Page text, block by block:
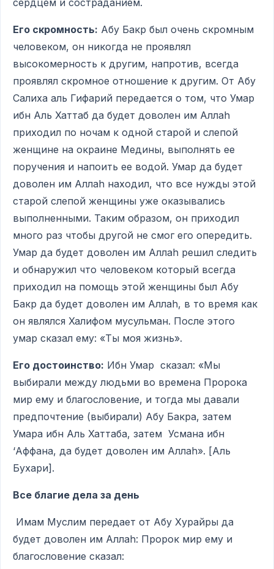
сердцем и состраданием.
Его скромность: Абу Бакр был очень скромным
человеком, он никогда не проявлял
высокомерность к другим, напротив, всегда
проявлял скромное отношение к другим. От Абу
Салиха аль Гифарий передается о том, что Умар
ибн Аль Хаттаб да будет доволен им Аллаh
приходил по ночам к одной старой и слепой
женщине на окраине Медины, выполнять ее
поручения и напоить ее водой. Умар да будет
доволен им Аллаh находил, что все нужды этой
старой слепой женщины уже оказывались
выполненными. Таким образом, он приходил
много раз чтобы другой не смог его опередить.
Умар да будет доволен им Аллаh решил следить
и обнаружил что человеком который всегда
приходил на помощь этой женщины был Абу
Бакр да будет доволен им Аллаh, в то время как
он являлся Халифом мусульман. После этого
умар сказал ему: «Ты моя жизнь».
Его достоинство: Ибн Умар сказал: «Мы
выбирали между людьми во времена Пророка
мир ему и благословение, и тогда мы давали
предпочтение (выбирали) Абу Бакра, затем
Умара ибн Аль Хаттаба, затем Усмана ибн
‘Аффана, да будет доволен им Аллаh». [Аль
Бухари].
Все благие дела за день
Имам Муслим передает от Абу Хурайры да
будет доволен им Аллаh: Пророк мир ему и
благословение сказал: